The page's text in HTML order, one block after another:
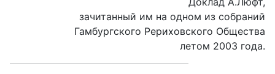
зачитанный им на одном из собраний
Гамбургского Рериховского Общества
летом 2003 года.